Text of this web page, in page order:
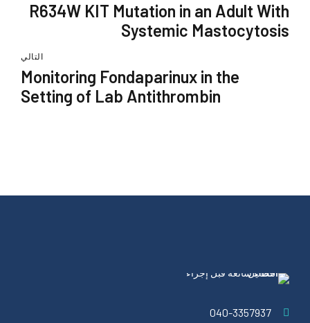
R634W KIT Mutation in an Adult With
Systemic Mastocytosis
التالي
Monitoring Fondaparinux in the
Setting of Lab Antithrombin
040-3357937